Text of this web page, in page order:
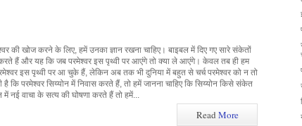
की खोज करने के लिए, हमें उनका ज्ञान रखना चाहिए। बाइबल में दिए गए सारे संकेतों
करते हैं और यह कि जब परमेश्वर इस पृथ्वी पर आएंगे तो क्या ले आएंगे। केवल तब ही हम
इस पृथ्वी पर आ चुके हैं, लेकिन अब तक भी दुनिया में बहुत से चर्च परमेश्वर को न तो
परमेश्वर सिय्योन में निवास करते हैं, तो हमें जानना चाहिए कि सिय्योन किसे संकेत
में नई वाचा के सत्य की घोषणा करते हैं तो हमें...
ReadMore